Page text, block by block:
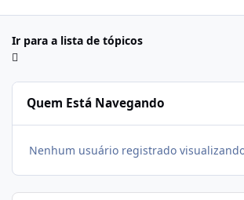
Ir para a lista de tópicos
Quem Está Navegando
Nenhum usuário registrado